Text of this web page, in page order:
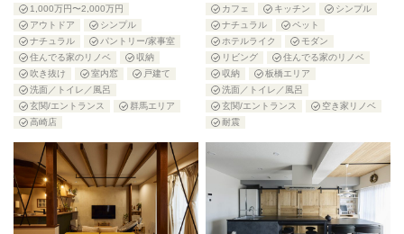
1,000万円〜2,000万円
アウトドア
シンプル
ナチュラル
パントリー/家事室
住んでる家のリノベ
収納
吹き抜け
室内窓
戸建て
洗面／トイレ／風呂
玄関/エントランス
群馬エリア
高崎店
カフェ キッチン
シンプル
ナチュラル
ペット
ホテルライク
モダン
リビング
住んでる家のリノベ
収納
板橋エリア
洗面／トイレ／風呂
玄関/エントランス
空き家リノベ
耐震